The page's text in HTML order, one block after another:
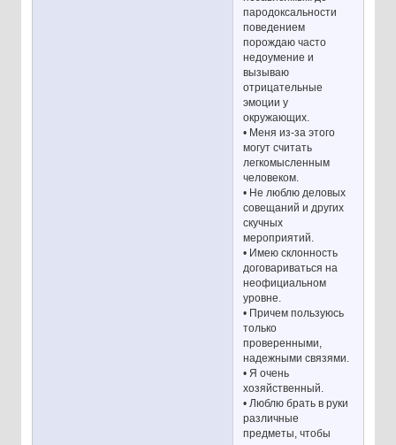
пародоксальности
поведением
порождаю часто
недоумение и
вызываю
отрицательные
эмоции у
окружающих.
• Меня из-за этого
могут считать
легкомысленным
человеком.
• Не люблю деловых
совещаний и других
скучных
мероприятий.
• Имею склонность
договариваться на
неофициальном
уровне.
• Причем пользуюсь
только
проверенными,
надежными связями.
• Я очень
хозяйственный.
• Люблю брать в руки
различные
предметы, чтобы